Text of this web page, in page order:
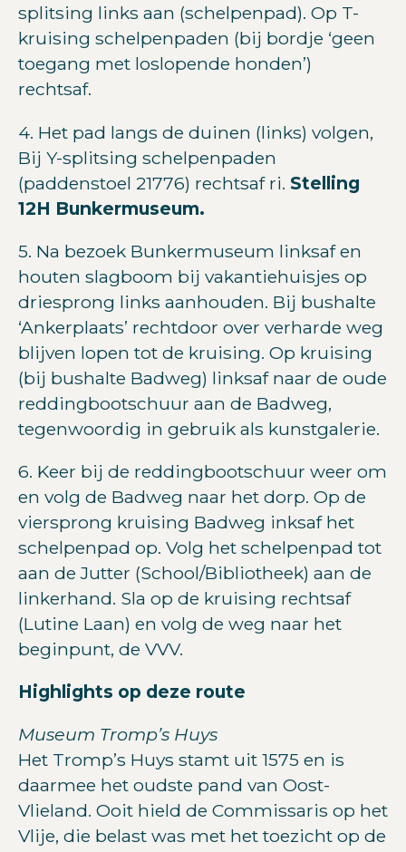
splitsing links aan (schelpenpad). Op T-
kruising schelpenpaden (bij bordje ‘geen
toegang met loslopende honden’)
rechtsaf.
4. Het pad langs de duinen (links) volgen,
Bij Y-splitsing schelpenpaden
(paddenstoel 21776) rechtsaf ri. Stelling
12H Bunkermuseum.
5. Na bezoek Bunkermuseum linksaf en
houten slagboom bij vakantiehuisjes op
driesprong links aanhouden. Bij bushalte
‘Ankerplaats’ rechtdoor over verharde weg
blijven lopen tot de kruising. Op kruising
(bij bushalte Badweg) linksaf naar de oude
reddingbootschuur aan de Badweg,
tegenwoordig in gebruik als kunstgalerie.
6. Keer bij de reddingbootschuur weer om
en volg de Badweg naar het dorp. Op de
viersprong kruising Badweg inksaf het
schelpenpad op. Volg het schelpenpad tot
aan de Jutter (School/Bibliotheek) aan de
linkerhand. Sla op de kruising rechtsaf
(Lutine Laan) en volg de weg naar het
beginpunt, de VVV.
Highlights op deze route
Museum Tromp’s Huys
Het Tromp’s Huys stamt uit 1575 en is
daarmee het oudste pand van Oost-
Vlieland. Ooit hield de Commissaris op het
Vlije, die belast was met het toezicht op de